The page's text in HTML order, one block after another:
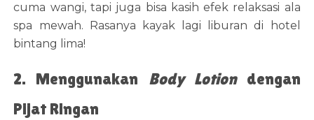
cuma wangi, tapi juga bisa kasih efek relaksasi ala
spa mewah. Rasanya kayak lagi liburan di hotel
bintang lima!
2. Menggunakan Body Lotiondengan
Pijat Ringan